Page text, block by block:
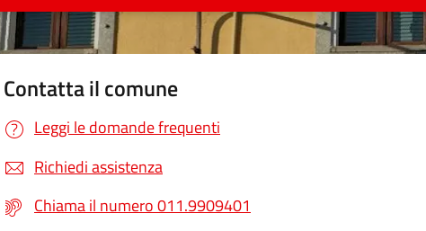
Contatta il comune
Leggi le domande frequenti
Richiedi assistenza
Chiama il numero 011.9909401